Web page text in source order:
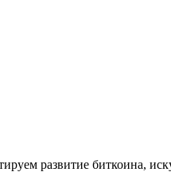
развитие биткоина,